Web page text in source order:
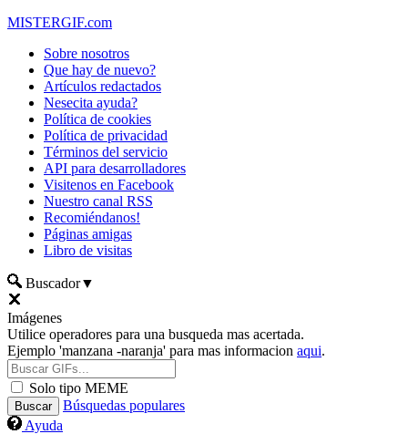
MISTERGIF.com
Sobre nosotros
Que hay de nuevo?
Artículos redactados
Nesecita ayuda?
Política de cookies
Política de privacidad
Términos del servicio
API para desarrolladores
Visitenos en Facebook
Nuestro canal RSS
Recomiéndanos!
Páginas amigas
Libro de visitas
Buscador▼
Imágenes
Utilice operadores para una busqueda mas acertada.
Ejemplo 'manzana -naranja' para mas informacion aqui.
Solo tipo MEME
Búsquedas populares
Ayuda